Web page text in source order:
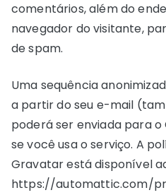
comentários, além do
navegador do visitante,
de spam.
Uma sequência
a partir do seu e-mail
poderá ser enviada para
se você usa o serviço. A
Gravatar está disponível
https://automattic.com/